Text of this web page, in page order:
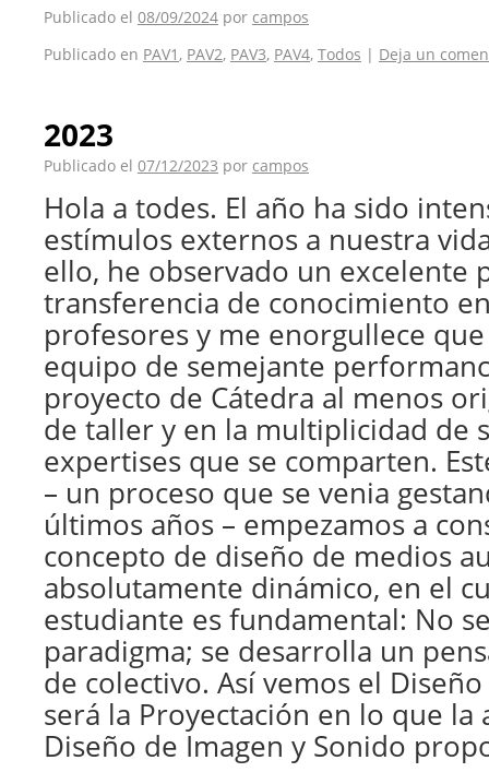
Publicado el 08/09/2024 por campos
Publicado en PAV1 , PAV2, PAV3, PAV4, Todos | Deja un
2023
Publicado el 07/12/2023 por campos
Hola a todes. El año ha sido
estímulos externos a nuestra
ello, he observado un excelente
transferencia de conocimiento
profesores y me enorgullece
equipo de semejante
proyecto de Cátedra al menos
de taller y en la multiplicidad de
expertises que se comparten.
– un proceso que se venia
últimos años – empezamos a
concepto de diseño de medios
absolutamente dinámico, en el
estudiante es fundamental: No
paradigma; se desarrolla un
de colectivo. Así vemos el
será la Proyectación en lo que
Diseño de Imagen y Sonido